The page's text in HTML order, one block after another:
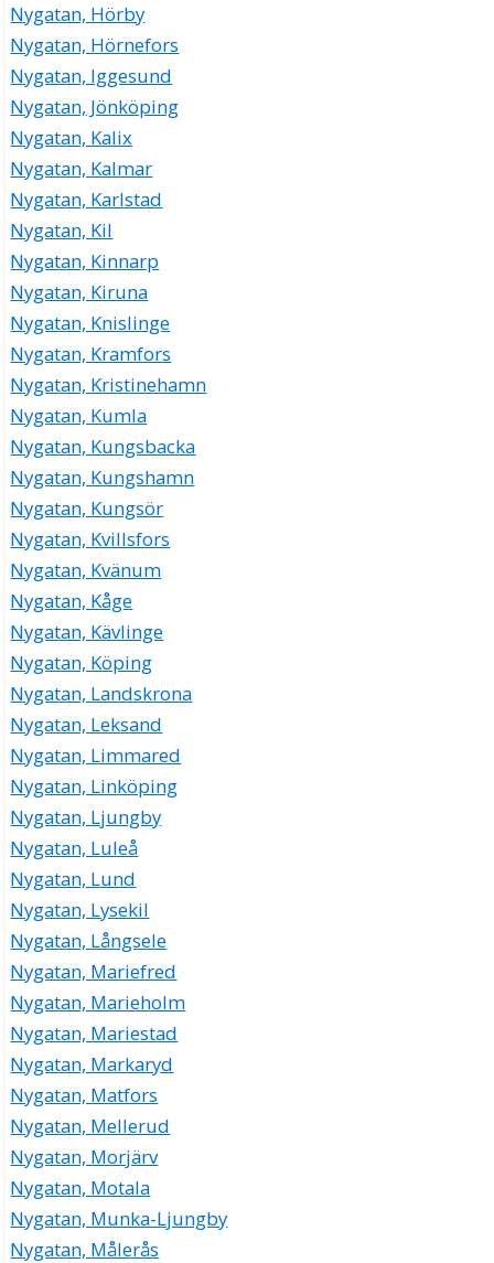
Nygatan, Hörby
Nygatan, Hörnefors
Nygatan, Iggesund
Nygatan, Jönköping
Nygatan, Kalix
Nygatan, Kalmar
Nygatan, Karlstad
Nygatan, Kil
Nygatan, Kinnarp
Nygatan, Kiruna
Nygatan, Knislinge
Nygatan, Kramfors
Nygatan, Kristinehamn
Nygatan, Kumla
Nygatan, Kungsbacka
Nygatan, Kungshamn
Nygatan, Kungsör
Nygatan, Kvillsfors
Nygatan, Kvänum
Nygatan, Kåge
Nygatan, Kävlinge
Nygatan, Köping
Nygatan, Landskrona
Nygatan, Leksand
Nygatan, Limmared
Nygatan, Linköping
Nygatan, Ljungby
Nygatan, Luleå
Nygatan, Lund
Nygatan, Lysekil
Nygatan, Långsele
Nygatan, Mariefred
Nygatan, Marieholm
Nygatan, Mariestad
Nygatan, Markaryd
Nygatan, Matfors
Nygatan, Mellerud
Nygatan, Morjärv
Nygatan, Motala
Nygatan, Munka-Ljungby
Nygatan, Målerås